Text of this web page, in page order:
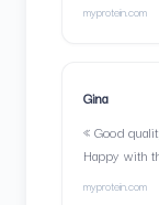
myprotein.com
Gina
« Good
Happy with
myprotein.com